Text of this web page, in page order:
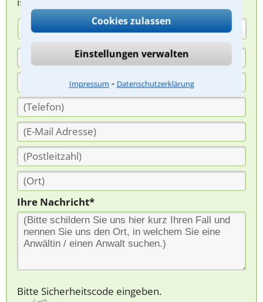
Cookies zulassen
Einstellungen verwalten
Impressum ⁃ Datenschutzerklärung
(Anrede)
Ihre Nachricht*
Bitte Sicherheitscode eingeben.